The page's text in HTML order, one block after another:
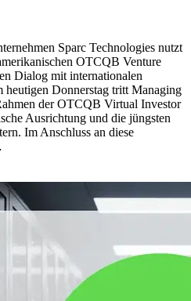
Sparc Technologies nutzt
OTCQB Venture
Dialog mit internationalen
heutigen Donnerstag tritt Managing
der OTCQB Virtual Investor
Ausrichtung und die jüngsten
Im Anschluss an diese